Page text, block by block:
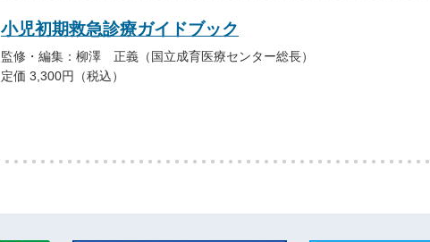
小児初期救急診療ガイドブック
監修・編集：柳澤 正義（国立成育医療センター総長）
定価 3,300円（税込）